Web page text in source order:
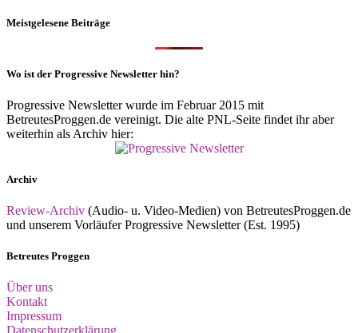
Meistgelesene Beiträge
Wo ist der Progressive Newsletter hin?
Progressive Newsletter wurde im Februar 2015 mit
BetreutesProggen.de vereinigt. Die alte PNL-Seite findet ihr aber
weiterhin als Archiv hier:
Archiv
Review-Archiv (Audio- u. Video-Medien) von BetreutesProggen.de
und unserem Vorläufer Progressive Newsletter (Est. 1995)
Betreutes Proggen
Über uns
Kontakt
Impressum